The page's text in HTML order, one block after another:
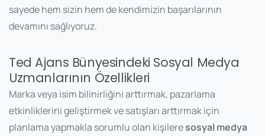
sayede hem sizin hem de kendimizin başarılarının
devamını sağlıyoruz.
Ted Ajans Bünyesindeki Sosyal Medya
Uzmanlarının Özellikleri
Marka veya isim bilinirliğini arttırmak, pazarlama
etkinliklerini geliştirmek ve satışları arttırmak için
planlama yapmakla sorumlu olan kişileresosyal medya